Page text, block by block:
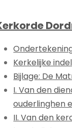
Kerkelijke
Bijlage: De
I. Van den
ouderlinghen
II. Van den